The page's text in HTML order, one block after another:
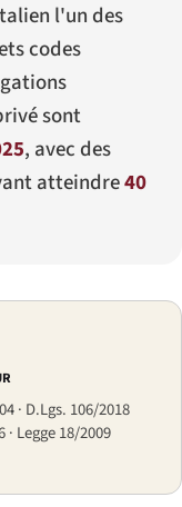
l'un des
codes
sont
, avec des
atteindre40
· D.Lgs. 106/2018
· Legge 18/2009